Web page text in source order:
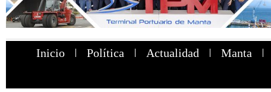
Inicio Política Actualidad Manta